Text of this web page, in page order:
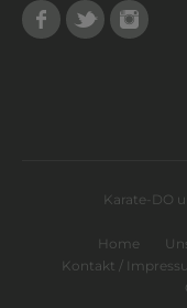
Facebook
Twitter
Karate-DO
Home
Kontakt /